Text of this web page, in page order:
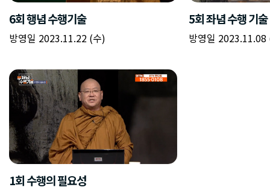
6회 행념 수행기술
방영일 2023.11.22 (수)
5회 좌념 수행 기술
방영일 2023.11.08
1회 수행의 필요성